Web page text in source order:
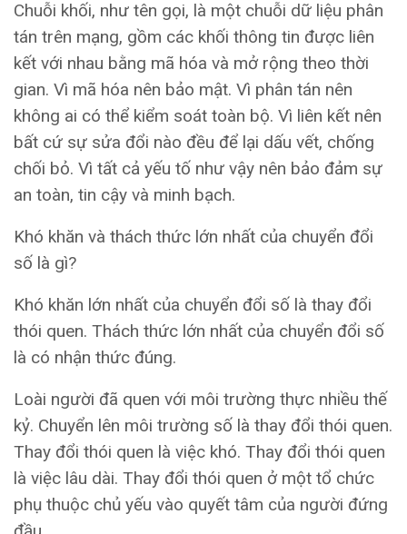
Chuỗi khối, như tên gọi, là một chuỗi dữ liệu phân
tán trên mạng, gồm các khối thông tin được liên
kết với nhau bằng mã hóa và mở rộng theo thời
gian. Vì mã hóa nên bảo mật. Vì phân tán nên
không ai có thể kiểm soát toàn bộ. Vì liên kết nên
bất cứ sự sửa đổi nào đều để lại dấu vết, chống
chối bỏ. Vì tất cả yếu tố như vậy nên bảo đảm sự
an toàn, tin cậy và minh bạch.
Khó khăn và thách thức lớn nhất của chuyển đổi
số là gì?
Khó khăn lớn nhất của chuyển đổi số là thay đổi
thói quen. Thách thức lớn nhất của chuyển đổi số
là có nhận thức đúng.
Loài người đã quen với môi trường thực nhiều thế
kỷ. Chuyển lên môi trường số là thay đổi thói quen.
Thay đổi thói quen là việc khó. Thay đổi thói quen
là việc lâu dài. Thay đổi thói quen ở một tổ chức
phụ thuộc chủ yếu vào quyết tâm của người đứng